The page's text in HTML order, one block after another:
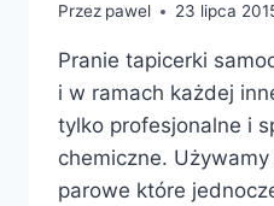
Przez pawel 23 lipca
Pranie tapicerki
i w ramach każdej
tylko profesjonalne i
chemiczne.
parowe które